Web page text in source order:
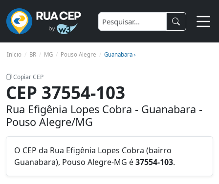
Início BR MG Pouso Alegre Guanabara ›
Copiar CEP
CEP 37554-103
Rua Efigênia Lopes Cobra - Guanabara -
Pouso Alegre/MG
O CEP da Rua Efigênia Lopes Cobra (bairro
Guanabara), Pouso Alegre-MG é37554-103.